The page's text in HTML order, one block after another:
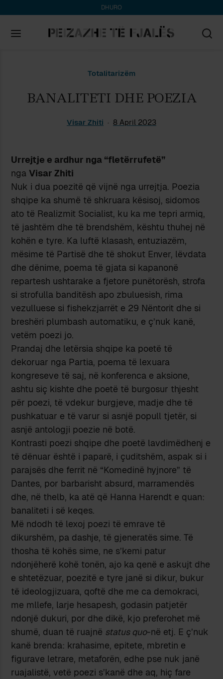
DHURO
Totalitarizëm
BANALITETI DHE POEZIA
Visar Zhiti 8 April 2023
Urrejtje e ardhur nga “fletërrufetë”
ngaVisar Zhiti
Nuk i dua poezitë që vijnë nga urrejtja. Poezia
shqipe ka shumë të shkruara kësisoj, sidomos
ato të Realizmit Socialist, ku ka me tepri armiq,
të jashtëm dhe të brendshëm, kështu thuhej në
kohën e tyre. Ka luftë klasash, entuziazëm,
mësime të Partisë dhe të shokut Enver, lëvdata
dhe dënime, poema të gjata si kapanonë
repartesh ushtarake a fjetore punëtorësh, strofa
si strofulla banditësh apo zbuluesish, rima
vezulluese si fishekzjarrët e 29 Nëntorit dhe si
breshëri plumbash automatiku, e ç’nuk kanë,
vetëm poezi jo.
Prandaj dhe letërsia shqipe ka poetë të
dekoruar nga Partia, poema të lexuara
kongreseve të saj, në konferenca e aksione,
ashtu siç kishte dhe poetë të burgosur thjesht
për poezi, të vdekur burgjeve, madje dhe të
pushkatuar e të varur si asnjë popull tjetër, si
asnjë antologji poezie në botë.
Kontrasti poezi shqipe dhe poetë lavdimëdhenj e
të dënuar është i paparë, i çuditshëm, aspak si i
parajsës dhe ferrit në “Komedinë hyjnore” të
Dantes, por barbarisht absurd, marramendës
dhe, në thelb, ka atë që Hanna Harendt e quan:
banaliteti i së keqes.
Më ndodh të lexoj poezi të emrave të
dikurshëm, pa dashje, të gjeneratës sime. Të
thosha të kohës sime, ne s’kemi patur
ndonjëherë kohë tonën, ajo ka qenë e askujt dhe
e shtetëzuar, poezitë e tyre janë si dikur, bukur
të ideologjizuara, qoftë dhe me ca demokraci,
me mllefe, larje hesapesh, godasin patjetër
ndonjë dukuri, por dhe dikë, kjo preferohet më
shumë, duan të ruajnë status quo-në etj. E ç’nuk
kanë brenda: krahasime, epitete, mbretin e
figurave letrare, metaforën, edhe pse nuk janë
ruajalistë, vetë poezi s’kanë dhe aq, hiç fare